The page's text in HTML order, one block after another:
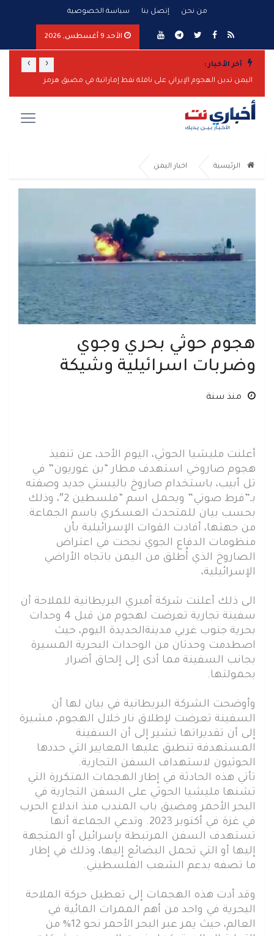
من نحن إتصل بنا سياسة الخصوصية
الأحد 9 أغسطس, 2026
آخر الأخبار :
اليمن تدين الهجوم الإيراني على ناقلة نفط إماراتية في مضيق هرمز
‹
›
الرئيسية اخبار اليمن
هجوم حوثي بحري وجوي
وضربات اسرائيلية وشيكة
منذ سنة
أعلنت مليشيا الحوثي، اليوم الأحد، عن تنفيذ
هجوم صاروخي استهدف مطار “بن غوريون” في
تل أبيب، باستخدام صاروخ باليستي جديد وصفته
بـ”فرط صوتي” ويحمل اسم “فلسطين 2″، وذلك
بحسب بيان للمتحدث العسكري باسم الجماعة.
من جهتها، أفادت القوات الإسرائيلية بأن
منظومات الدفاع الجوي نجحت في اعتراض
الصاروخ الذي أُطلق من اليمن باتجاه الأراضي
الإسرائيلية،
الى ذلك أعلنت شركة أمبري البريطانية للملاحة أن
سفينة تجارية تعرضت لهجوم من قبل 4 وحدات
بحرية جنوب غربي مدينةالحديدة اليوم، حيث
اصطدمت وحدتان من الوحدات البحرية المسيرة
بجانب السفينة مما أدى إلى إلحاق أضرار
بحمولتها.
وأوضحت الشركة البريطانية في بيان لها أن
السفينة تعرضت لإطلاق نار خلال الهجوم، مشيرة
إلى أن تقديراتها تشير إلى أن السفينة
المستهدفة تنطبق عليها المعايير التي حددها
الحوثيون لاستهداف السفن التجارية.
تأتي هذه الحادثة في إطار الهجمات المتكررة التي
تشنها مليشيا الحوثي على السفن التجارية في
البحر الأحمر ومضيق باب المندب منذ اندلاع الحرب
في غزة في أكتوبر 2023. وتدعي الجماعة أنها
تستهدف السفن المرتبطة بإسرائيل أو المتجهة
إليها أو التي تحمل البضائع إليها، وذلك في إطار
ما تصفه بدعم الشعب الفلسطيني.
وقد أدت هذه الهجمات إلى تعطيل حركة الملاحة
البحرية في واحد من أهم الممرات المائية في
العالم، حيث يمر عبر البحر الأحمر نحو 12% من